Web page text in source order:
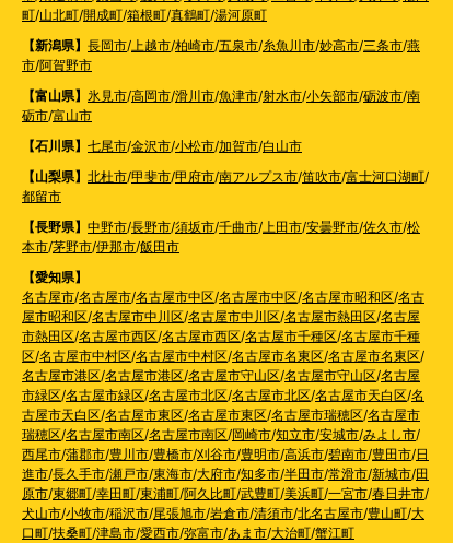
町/山北町/開成町/箱根町/真鶴町/湯河原町
【新潟県】 長岡市/上越市/柏崎市/五泉市/糸魚川市/妙高市/三条市/燕
市/阿賀野市
【富山県】 氷見市/高岡市/滑川市/魚津市/射水市/小矢部市/砺波市/南
砺市/富山市
【石川県】 七尾市/金沢市/小松市/加賀市/白山市
【山梨県】 北杜市/甲斐市/甲府市/南アルプス市/笛吹市/富士河口湖町/
都留市
【長野県】 中野市/長野市/須坂市/千曲市/上田市/安曇野市/佐久市/松
本市/茅野市/伊那市/飯田市
【愛知県】
名古屋市/名古屋市/名古屋市中区/名古屋市中区/名古屋市昭和区/名古
屋市昭和区/名古屋市中川区/名古屋市中川区/名古屋市熱田区/名古屋
市熱田区/名古屋市西区/名古屋市西区/名古屋市千種区/名古屋市千種
区/名古屋市中村区/名古屋市中村区/名古屋市名東区/名古屋市名東区/
名古屋市港区/名古屋市港区/名古屋市守山区/名古屋市守山区/名古屋
市緑区/名古屋市緑区/名古屋市北区/名古屋市北区/名古屋市天白区/名
古屋市天白区/名古屋市東区/名古屋市東区/名古屋市瑞穂区/名古屋市
瑞穂区/名古屋市南区/名古屋市南区/岡崎市/知立市/安城市/みよし市/
西尾市/蒲郡市/豊川市/豊橋市/刈谷市/豊明市/高浜市/碧南市/豊田市/日
進市/長久手市/瀬戸市/東海市/大府市/知多市/半田市/常滑市/新城市/田
原市/東郷町/幸田町/東浦町/阿久比町/武豊町/美浜町/一宮市/春日井市/
犬山市/小牧市/稲沢市/尾張旭市/岩倉市/清須市/北名古屋市/豊山町/大
口町/扶桑町/津島市/愛西市/弥富市/あま市/大治町/蟹江町